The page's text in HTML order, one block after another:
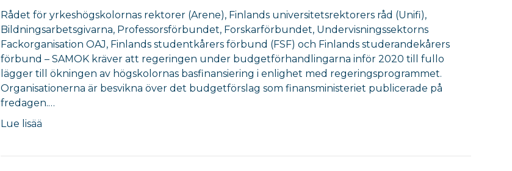
Rådet för yrkeshögskolornas rektorer (Arene), Finlands universitetsrektorers råd (Unifi),
Bildningsarbetsgivarna, Professorsförbundet, Forskarförbundet, Undervisningssektorns
Fackorganisation OAJ, Finlands studentkårers förbund (FSF) och Finlands studerandekårers
förbund – SAMOK kräver att regeringen under budgetförhandlingarna inför 2020 till fullo
lägger till ökningen av högskolornas basfinansiering i enlighet med regeringsprogrammet.
Organisationerna är besvikna över det budgetförslag som finansministeriet publicerade på
fredagen.…
Lue lisää